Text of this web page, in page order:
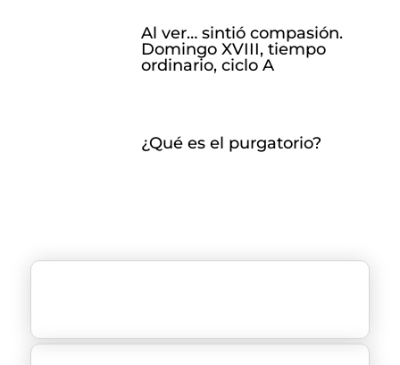
Al ver… sintió compasión.
Domingo XVIII, tiempo
ordinario, ciclo A
¿Qué es el purgatorio?